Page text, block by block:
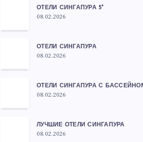
ОТЕЛИ СИНГАПУРА 5*
08.02.2026
ОТЕЛИ СИНГАПУРА
08.02.2026
ОТЕЛИ СИНГАПУРА С
08.02.2026
ЛУЧШИЕ ОТЕЛИ СИНГАПУРА
08.02.2026